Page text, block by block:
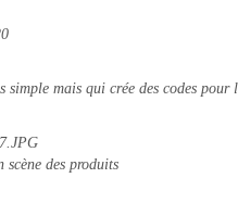
simple mais qui crée des codes pour
scène des produits